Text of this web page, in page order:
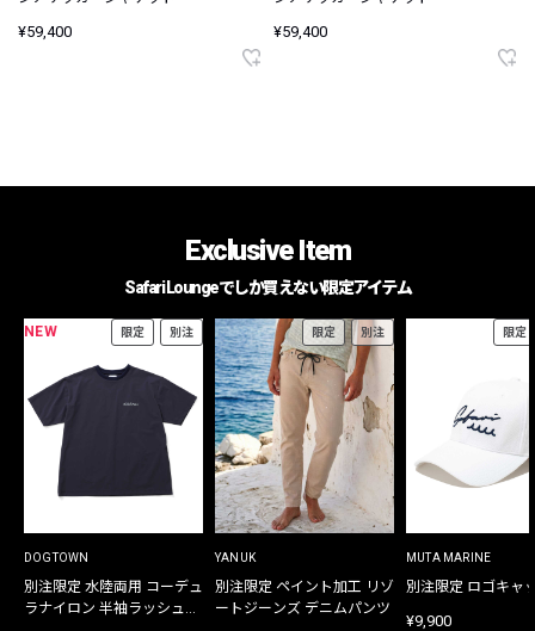
¥59,400 ¥59,400
Exclusive Item
Safari Loungeでしか買えない限定アイテム
NEW 限定 別注
DOGTOWN
別注限定 水陸両用 コーデュ
ラナイロン 半袖ラッシュガ
限定 別注
YANUK
別注限定 ペイント加工 リゾ
ートジーンズ デニムパンツ
限定
MUTA MARINE
別注限定 ロゴキャ
¥9,900